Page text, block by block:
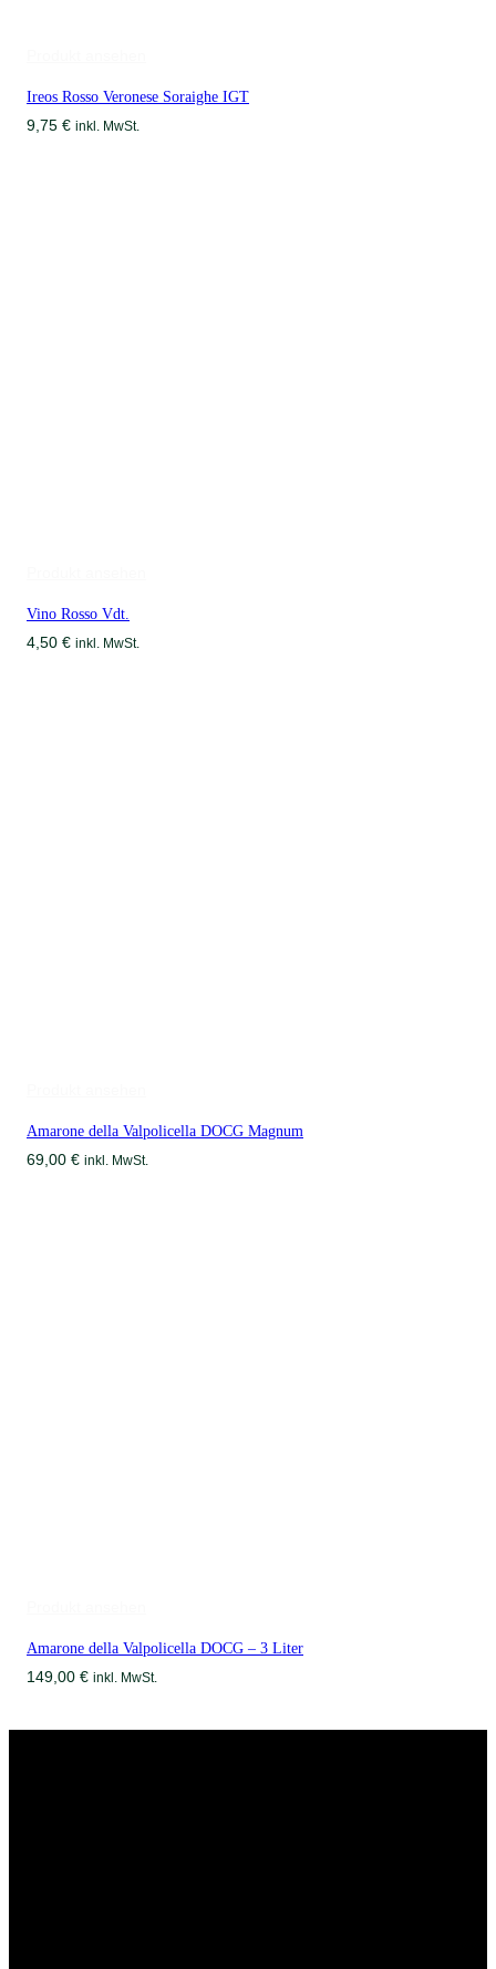
Ireos Rosso Veronese Soraighe IGT
9,75 € inkl. MwSt.
Vino Rosso Vdt.
4,50 € inkl. MwSt.
Amarone della Valpolicella DOCG Magnum
69,00 € inkl. MwSt.
Amarone della Valpolicella DOCG – 3 Liter
149,00 € inkl. MwSt.